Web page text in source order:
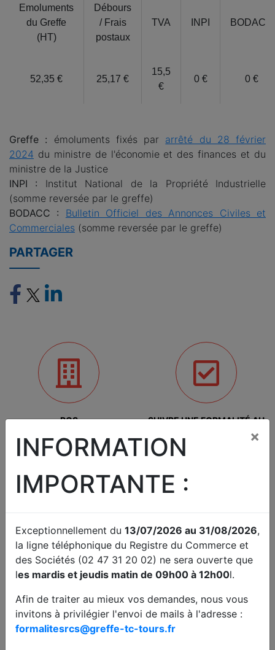
Emoluments
du Greffe
(HT)
Débours
/ Frais
postaux
TVA INPI BODACC
52,35 € 25,17 €
15,5
€
0 € 0 €
Greffe : émoluments fixés par arrêté du 28 février
2024 du ministre de l'économie et des finances et du
ministre de la Justice
INPI : Institut National de la Propriété Industrielle
(somme reversée par le greffe)
BODACC : Bulletin Officiel des Annonces Civiles et
Commerciales (somme reversée par le greffe)
PARTAGER
RCS
Vos formalités au Registre du
Commerce
SUIVRE UNE FORMALITÉ AU
Connaître l'avancement de votre
dossier déposé au greffe
COMPTES ANNUELS
Déposer des comptes sociaux
JUDICIAIRE
Fond / Référés / Requêtes.
Traitement de difficultés des
INFORMATION
IMPORTANTE :
×
Exceptionnellement du 13/07/2026 au 31/08/2026,
la ligne téléphonique du Registre du Commerce et
des Sociétés (02 47 31 20 02) ne sera ouverte que
les mardis et jeudis matin de 09h00 à 12h00l.
Afin de traiter au mieux vos demandes, nous vous
invitons à privilégier l'envoi de mails à l'adresse :
formalitesrcs@greffe-tc-tours.fr